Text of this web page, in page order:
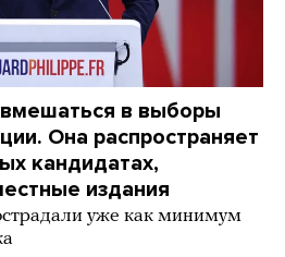
в выборы
Она распространяет
кандидатах,
издания
уже как минимум